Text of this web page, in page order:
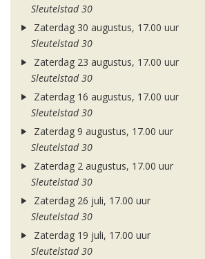
Sleutelstad 30
Zaterdag 30 augustus, 17.00 uur
Sleutelstad 30
Zaterdag 23 augustus, 17.00 uur
Sleutelstad 30
Zaterdag 16 augustus, 17.00 uur
Sleutelstad 30
Zaterdag 9 augustus, 17.00 uur
Sleutelstad 30
Zaterdag 2 augustus, 17.00 uur
Sleutelstad 30
Zaterdag 26 juli, 17.00 uur
Sleutelstad 30
Zaterdag 19 juli, 17.00 uur
Sleutelstad 30